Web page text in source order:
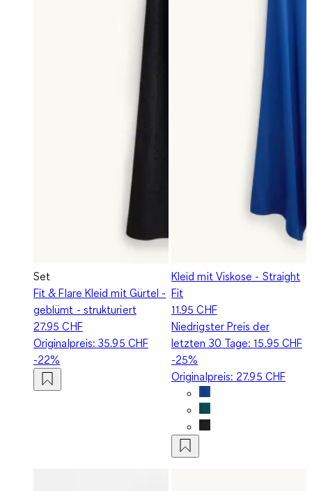
Set
Fit & Flare Kleid mit Gürtel -
geblümt - strukturiert
27.95 CHF
Originalpreis:35.95 CHF
-22%
Kleid mit Viskose - Straight
Fit
11.95 CHF
Niedrigster Preis der
letzten 30 Tage:15.95 CHF
-25%
Originalpreis: 27.95 CHF